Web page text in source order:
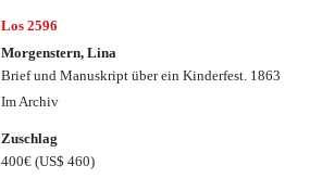
Los 2596
Morgenstern, Lina
Brief und Manuskript über ein Kinderfest. 1863
Im Archiv
Zuschlag
400€(US$ 460)